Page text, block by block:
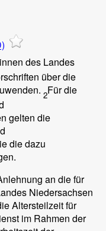
des Landes
über die
2Für die
gelten die
die dazu
an die für
Niedersachsen
Altersteilzeit für
im Rahmen der